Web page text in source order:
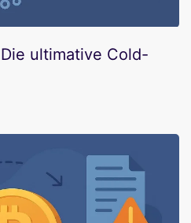
ultimative Cold-